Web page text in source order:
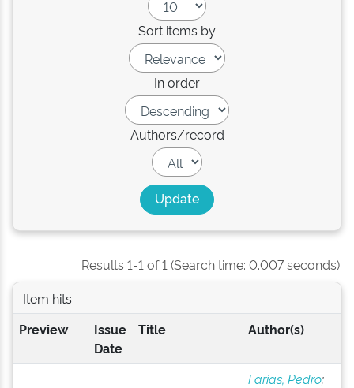
Sort items by
In order
Authors/record
Results 1-1 of 1 (Search time: 0.007 seconds).
Item hits:
Preview
Issue
Date
Title Author(s)
Farias, Pedro;